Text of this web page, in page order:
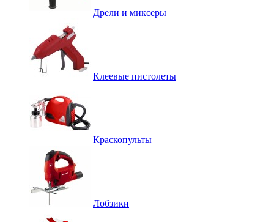
Дрели и миксеры
Клеевые пистолеты
Краскопульты
Лобзики